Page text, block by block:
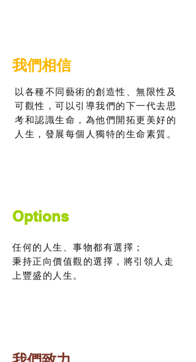
我們相信
以各種不同藝術的創造性、無限性及
可觀性， 可以引導我們的下一代去思
考和認識生命， 為他們開拓更美好的
人生，發展每個人獨特的生命素質。
Options
任何的人生、事物都有選擇；
秉持正向價值觀的選擇，將引領人走
上豐盛的人生。